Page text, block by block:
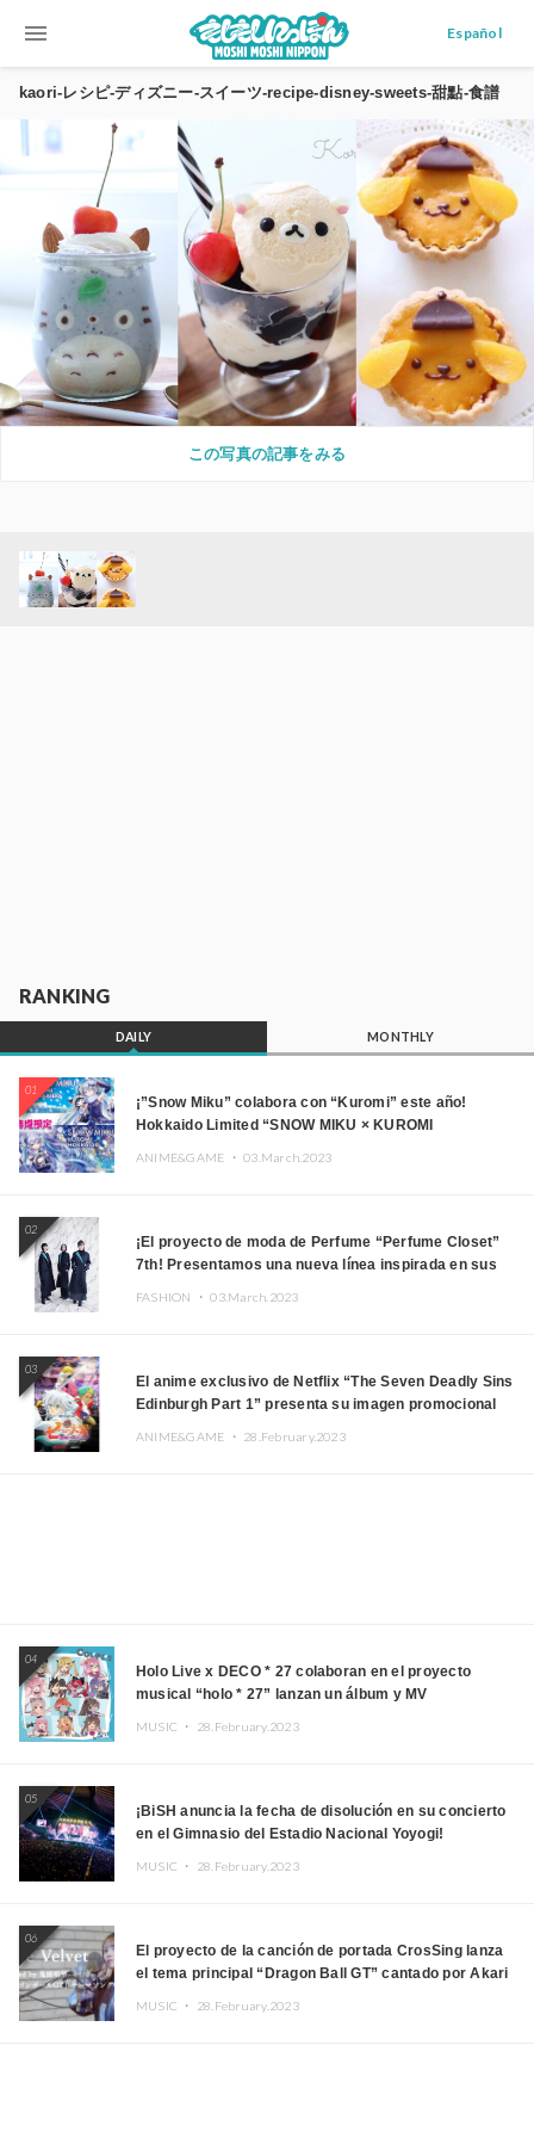
menu Español
kaori-レシピ-ディズニー-スイーツ-recipe-disney-sweets-甜點-食譜
この写真の記事をみる
RANKING
DAILY MONTHLY
01
¡”Snow Miku” colabora con “Kuromi” este año!
Hokkaido Limited “SNOW MIKU × KUROMI
ANIME&GAME ・03.March.2023
02
¡El proyecto de moda de Perfume “Perfume Closet”
7th! Presentamos una nueva línea inspirada en sus
FASHION ・03.March.2023
03
El anime exclusivo de Netflix “The Seven Deadly Sins
Edinburgh Part 1” presenta su imagen promocional
ANIME&GAME ・ 28.February.2023
04
Holo Live x DECO * 27 colaboran en el proyecto
musical “holo * 27” lanzan un álbum y MV
MUSIC ・ 28.February.2023
05
¡BiSH anuncia la fecha de disolución en su concierto
en el Gimnasio del Estadio Nacional Yoyogi!
MUSIC ・ 28.February.2023
06
El proyecto de la canción de portada CrosSing lanza
el tema principal “Dragon Ball GT” cantado por Akari
MUSIC ・ 28.February.2023